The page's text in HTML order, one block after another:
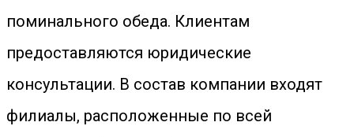
поминального обеда. Клиентам
предоставляются юридические
консультации. В состав компании входят
филиалы, расположенные по всей